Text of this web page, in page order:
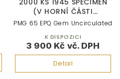
(V HORNÍ ČÁSTI
BANKOVKY)
3 900 Kč
Detail
PMG 65 EPQ Gem Uncirculated
K DISPOZICI